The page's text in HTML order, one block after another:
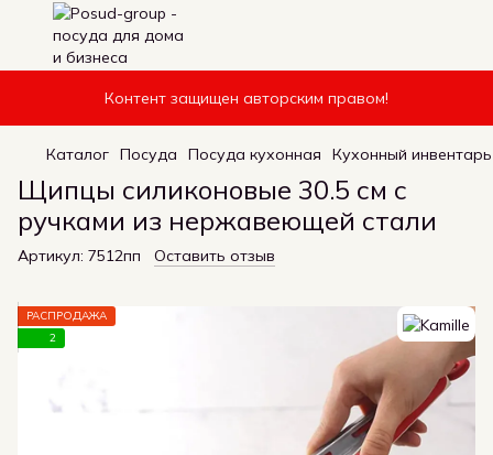
Контент защищен авторским правом!
Каталог Посуда Посуда кухонная Кухонный инвентарь
Щипцы силиконовые 30.5 см с
ручками из нержавеющей стали
Артикул: 7512пп Оставить отзыв
РАСПРОДАЖА
2